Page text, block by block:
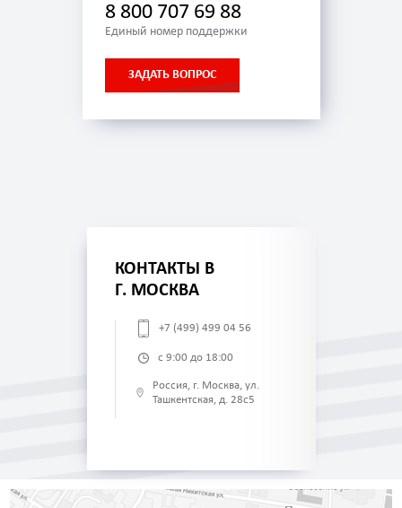
8 800 707 69 88
Единый номер поддержки
ЗАДАТЬ ВОПРОС
КОНТАКТЫ В
Г. МОСКВА
+7 (499) 499 04 56
с 9:00 до 18:00
Россия, г. Москва, ул.
Ташкентская, д. 28с5